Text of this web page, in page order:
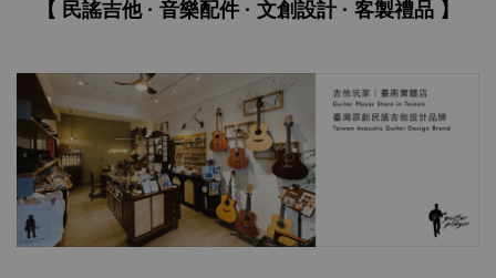
【 民謠吉他 · 音樂配件 · 文創設計 · 客製禮品 】